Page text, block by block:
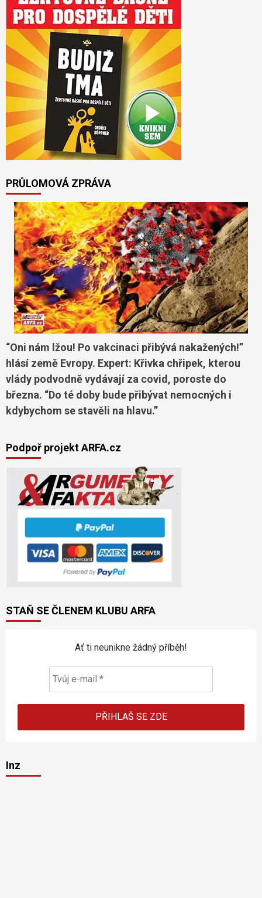
PRŮLOMOVÁ ZPRÁVA
“Oni nám lžou! Po vakcinaci přibývá nakažených!”
hlásí země Evropy. Expert: Křivka chřipek, kterou
vlády podvodně vydávají za covid, poroste do
března. “Do té doby bude přibývat nemocných i
kdybychom se stavěli na hlavu.”
Podpoř projekt ARFA.cz
STAŇ SE ČLENEM KLUBU ARFA
Ať ti neunikne žádný příběh!
Inz